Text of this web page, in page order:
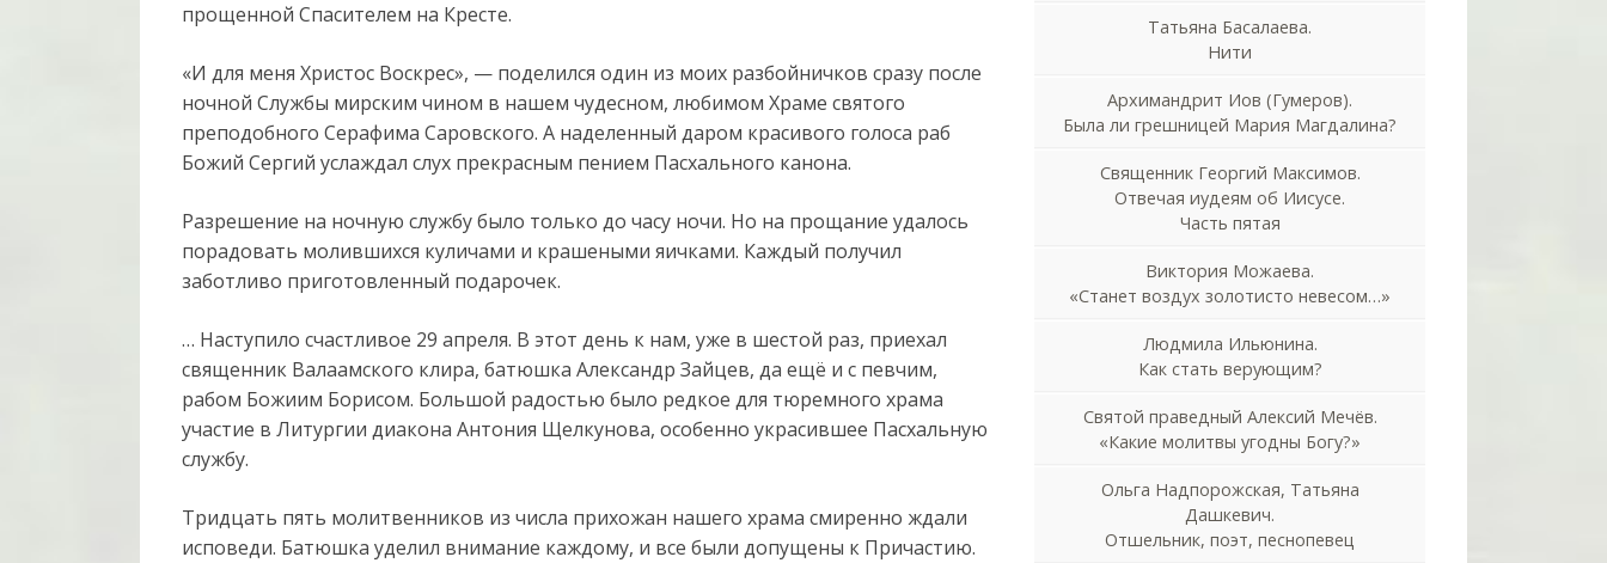
прощенной Спасителем на Кресте.
«И для меня Христос Воскрес», — поделился один из моих разбойничков сразу после
ночной Службы мирским чином в нашем чудесном, любимом Храме святого
преподобного Серафима Саровского. А наделенный даром красивого голоса раб
Божий Сергий услаждал слух прекрасным пением Пасхального канона.
Разрешение на ночную службу было только до часу ночи. Но на прощание удалось
порадовать молившихся куличами и крашеными яичками. Каждый получил
заботливо приготовленный подарочек.
… Наступило счастливое 29 апреля. В этот день к нам, уже в шестой раз, приехал
священник Валаамского клира, батюшка Александр Зайцев, да ещё и с певчим,
рабом Божиим Борисом. Большой радостью было редкое для тюремного храма
участие в Литургии диакона Антония Щелкунова, особенно украсившее Пасхальную
службу.
Тридцать пять молитвенников из числа прихожан нашего храма смиренно ждали
исповеди. Батюшка уделил внимание каждому, и все были допущены к Причастию.
Татьяна Басалаева.
Нити
Архимандрит Иов (Гумеров).
Была ли грешницей Мария Магдалина?
Священник Георгий Максимов.
Отвечая иудеям об Иисусе.
Часть пятая
Виктория Можаева.
«Станет воздух золотисто невесом…»
Людмила Ильюнина.
Как стать верующим?
Святой праведный Алексий Мечёв.
«Какие молитвы угодны Богу?»
Ольга Надпорожская, Татьяна
Дашкевич.
Отшельник, поэт, песнопевец